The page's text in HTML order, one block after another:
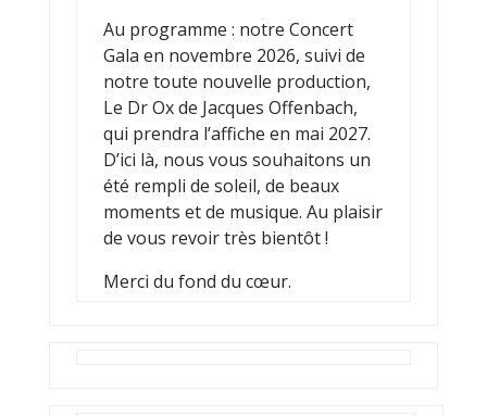
Au programme : notre Concert
Gala en novembre 2026, suivi de
notre toute nouvelle production,
Le Dr Ox de Jacques Offenbach,
qui prendra l’affiche en mai 2027.
D’ici là, nous vous souhaitons un
été rempli de soleil, de beaux
moments et de musique. Au plaisir
de vous revoir très bientôt !
Merci du fond du cœur.